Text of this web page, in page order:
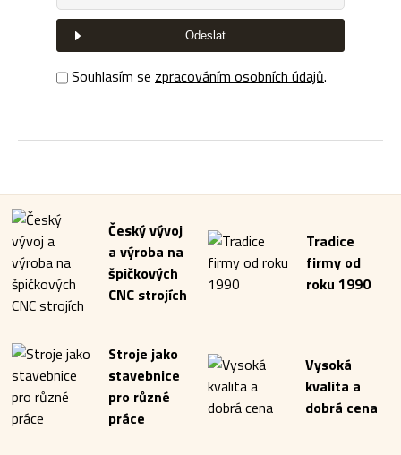
Odeslat
Souhlasím se zpracováním osobních údajů.
Český vývoj
a výroba na
špičkových
CNC strojích
Tradice
firmy od
roku 1990
Stroje jako
stavebnice
pro různé
práce
Vysoká
kvalita a
dobrá cena